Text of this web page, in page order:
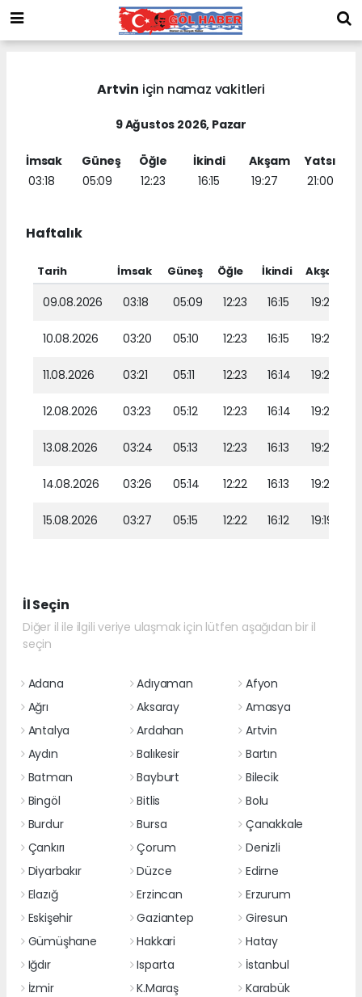
Artvin için namaz vakitleri
9 Ağustos 2026, Pazar
İmsak
03:18
Güneş
05:09
Öğle
12:23
İkindi
16:15
Akşam
19:27
Yatsı
21:00
Haftalık
Tarih İmsak Güneş Öğle İkindi Akşam
09.08.2026 03:18 05:09 12:23 16:15 19:27
10.08.2026 03:20 05:10 12:23 16:15 19:26
11.08.2026 03:21 05:11 12:23 16:14 19:24
12.08.2026 03:23 05:12 12:23 16:14 19:23
13.08.2026 03:24 05:13 12:23 16:13 19:22
14.08.2026 03:26 05:14 12:22 16:13 19:20
15.08.2026 03:27 05:15 12:22 16:12 19:19
İl Seçin
Diğer il ile ilgili veriye ulaşmak için lütfen aşağıdan bir il
seçin
Adana Adıyaman
Afyon
Ağrı
Aksaray
Amasya
Antalya
Ardahan
Artvin
Aydın
Balıkesir
Bartın
Batman
Bayburt
Bilecik
Bingöl
Bitlis
Bolu
Burdur
Bursa
Çanakkale
Çankırı
Çorum
Denizli
Diyarbakır
Düzce
Edirne
Elazığ
Erzincan
Erzurum
Eskişehir
Gaziantep
Giresun
Gümüşhane
Hakkari
Hatay
Iğdır
Isparta
İstanbul
İzmir
K.Maraş
Karabük